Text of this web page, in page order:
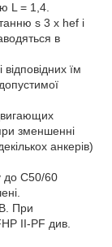
L = 1,4.
s 3 x hef і
в
їм
зменшенні
анкерів)
до C50/60
При
II-PF див.